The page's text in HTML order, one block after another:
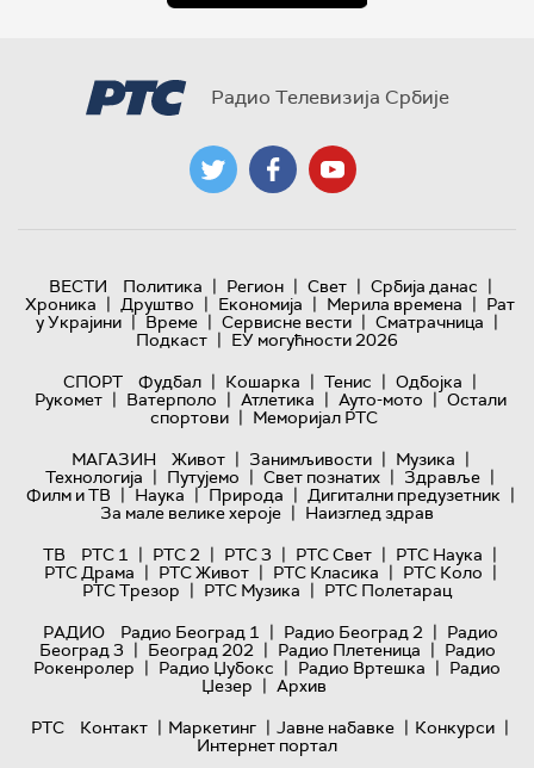
Радио Телевизија Србије
ВЕСТИ Политика | Регион | Свет | Србија данас |
Хроника | Друштво | Економија | Мерила времена | Рат
у Украјини | Време | Сервисне вести | Сматрачница |
Подкаст | ЕУ могућности 2026
СПОРТ
Фудбал | Кошарка | Тенис | Одбојка |
Рукомет | Ватерполо | Атлетика | Ауто-мото | Остали
спортови | Меморијал РТС
МАГАЗИН
Живот | Занимљивости | Музика |
Технологијa | Путујемо | Свет познатих | Здравље |
Филм и ТВ | Наука | Природа | Дигитални предузетник |
За мале велике хероје | Наизглед здрав
ТВ
РТС 1 | РТС 2 | РТС 3 | РТС Свет | РТС Наука |
РТС Драма | РТС Живот | РТС Класика | РТС Коло |
РТС Трезор | РТС Музика | РТС Полетарац
РАДИО
Радио Београд 1 | Радио Београд 2 | Радио
Београд 3 | Београд 202 | Радио Плетеница | Радио
Рокенролер | Радио Џубокс | Радио Вртешка | Радио
Џезер | Архив
РТС
Контакт | Маркетинг | Јавне набавке | Конкурси |
Интернет портал